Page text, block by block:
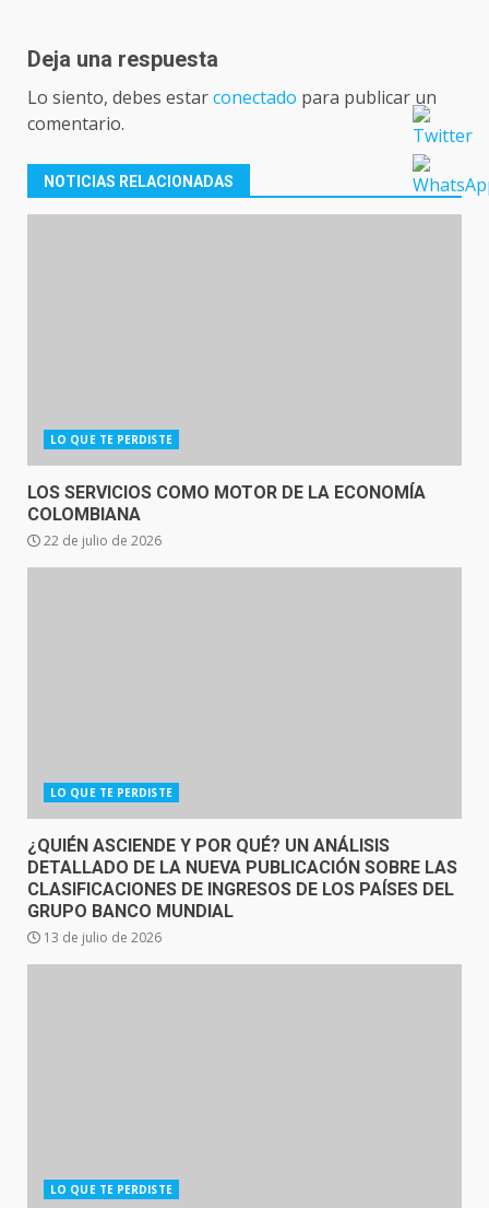
Deja una respuesta
Lo siento, debes estarconectado para publicar un
comentario.
NOTICIAS RELACIONADAS
LO QUE TE PERDISTE
LOS SERVICIOS COMO MOTOR DE LA ECONOMÍA
COLOMBIANA
22 de julio de 2026
LO QUE TE PERDISTE
¿QUIÉN ASCIENDE Y POR QUÉ? UN ANÁLISIS
DETALLADO DE LA NUEVA PUBLICACIÓN SOBRE LAS
CLASIFICACIONES DE INGRESOS DE LOS PAÍSES DEL
GRUPO BANCO MUNDIAL
13 de julio de 2026
LO QUE TE PERDISTE